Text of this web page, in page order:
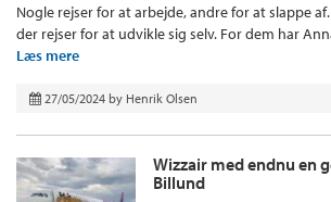
Nogle rejser for at arbejde, andre for at slappe
der rejser for at udvikle sig selv. For dem har
Læs mere
27/05/2024 by Henrik Olsen
Wizzair med endnu en
Billund